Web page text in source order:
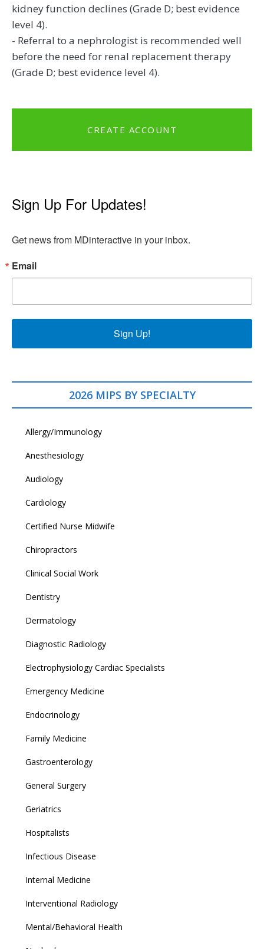
kidney function declines (Grade D; best evidence
level 4).
- Referral to a nephrologist is recommended well
before the need for renal replacement therapy
(Grade D; best evidence level 4).
CREATE ACCOUNT
Sign Up For Updates!
Get news from MDinteractive in your inbox.
Email
Sign Up!
2026 MIPS BY SPECIALTY
Allergy/Immunology
Anesthesiology
Audiology
Cardiology
Certified Nurse Midwife
Chiropractors
Clinical Social Work
Dentistry
Dermatology
Diagnostic Radiology
Electrophysiology Cardiac Specialists
Emergency Medicine
Endocrinology
Family Medicine
Gastroenterology
General Surgery
Geriatrics
Hospitalists
Infectious Disease
Internal Medicine
Interventional Radiology
Mental/Behavioral Health